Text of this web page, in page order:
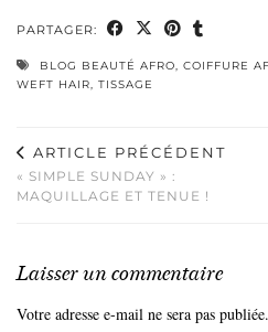
PARTAGER:
BLOG BEAUTÉ AFRO, COIFFURE
WEFT HAIR, TISSAGE
ARTICLE PRÉCÉDENT
« SIMPLE SUNDAY » :
MAQUILLAGE ET TENUE !
Laisser un commentaire
Votre adresse e-mail ne sera pas publiée.